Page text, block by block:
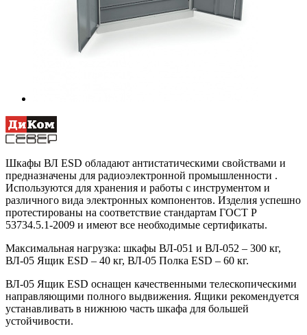
Шкафы ВЛ ESD обладают антистатическими свойствами и
предназначены для радиоэлектронной промышленности .
Используются для хранения и работы с инструментом и
различного вида электронных компонентов. Изделия успешно
протестированы на соответствие стандартам ГОСТ Р
53734.5.1-2009 и имеют все необходимые сертификаты.
Максимальная нагрузка: шкафы ВЛ-051 и ВЛ-052 – 300 кг,
ВЛ-05 Ящик ESD – 40 кг, ВЛ-05 Полка ESD – 60 кг.
ВЛ-05 Ящик ESD оснащен качественными телескопическими
направляющими полного выдвижения. Ящики рекомендуется
устанавливать в нижнюю часть шкафа для большей
устойчивости.